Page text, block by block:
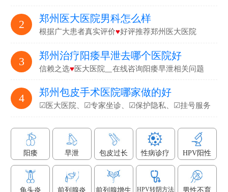
2 郑州医大医院男科怎么样
根据广大患者真实评价♥好评推荐郑州医大医院
3 郑州治疗阳痿早泄去哪个医院好
信赖之选♥医大医院▁在线咨询阳痿早泄相关问题
4 郑州包皮手术医院哪家做的好
☑医大医院、☑专家坐诊、☑保护隐私、☑挂号服务
阳痿 早泄 包皮过长 性病诊疗 HPV阳性
龟头炎 前列腺炎 前列腺增生 HPV转阴方法 男性不育